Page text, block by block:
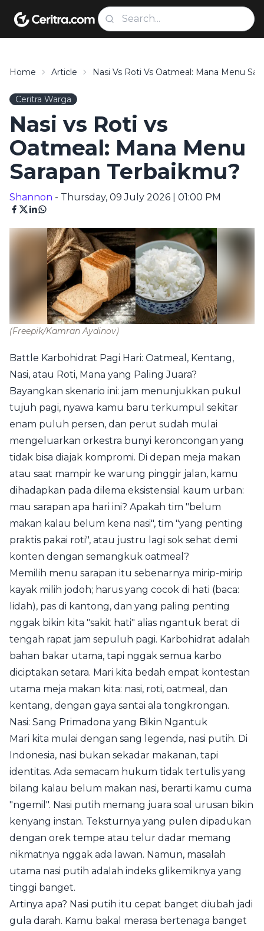
Home Article Nasi Vs Roti Vs Oatmeal: Mana Menu
Ceritra Warga
Nasi vs Roti vs
Oatmeal: Mana Menu
Sarapan Terbaikmu?
Shannon - Thursday, 09 July 2026 | 01:00 PM
(Freepik/Kamran Aydinov)
Battle Karbohidrat Pagi Hari: Oatmeal, Kentang,
Nasi, atau Roti, Mana yang Paling Juara?
Bayangkan skenario ini: jam menunjukkan pukul
tujuh pagi, nyawa kamu baru terkumpul sekitar
enam puluh persen, dan perut sudah mulai
mengeluarkan orkestra bunyi keroncongan yang
tidak bisa diajak kompromi. Di depan meja makan
atau saat mampir ke warung pinggir jalan, kamu
dihadapkan pada dilema eksistensial kaum urban:
mau sarapan apa hari ini? Apakah tim "belum
makan kalau belum kena nasi", tim "yang penting
praktis pakai roti", atau justru lagi sok sehat demi
konten dengan semangkuk oatmeal?
Memilih menu sarapan itu sebenarnya mirip-mirip
kayak milih jodoh; harus yang cocok di hati (baca:
lidah), pas di kantong, dan yang paling penting
nggak bikin kita "sakit hati" alias ngantuk berat di
tengah rapat jam sepuluh pagi. Karbohidrat adalah
bahan bakar utama, tapi nggak semua karbo
diciptakan setara. Mari kita bedah empat kontestan
utama meja makan kita: nasi, roti, oatmeal, dan
kentang, dengan gaya santai ala tongkrongan.
Nasi: Sang Primadona yang Bikin Ngantuk
Mari kita mulai dengan sang legenda, nasi putih. Di
Indonesia, nasi bukan sekadar makanan, tapi
identitas. Ada semacam hukum tidak tertulis yang
bilang kalau belum makan nasi, berarti kamu cuma
"ngemil". Nasi putih memang juara soal urusan bikin
kenyang instan. Teksturnya yang pulen dipadukan
dengan orek tempe atau telur dadar memang
nikmatnya nggak ada lawan. Namun, masalah
utama nasi putih adalah indeks glikemiknya yang
tinggi banget.
Artinya apa? Nasi putih itu cepat banget diubah jadi
gula darah. Kamu bakal merasa bertenaga banget